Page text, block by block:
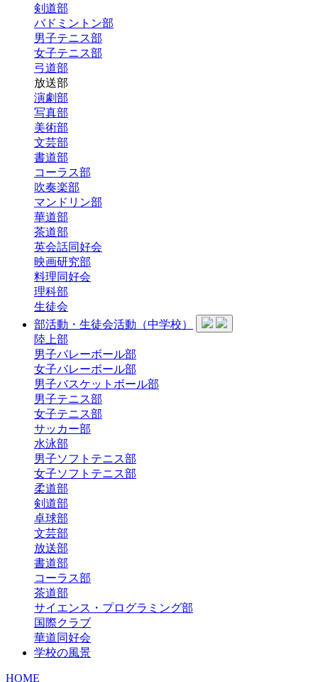
剣道部
バドミントン部
男子テニス部
女子テニス部
弓道部
放送部
演劇部
写真部
美術部
文芸部
書道部
コーラス部
吹奏楽部
マンドリン部
華道部
茶道部
英会話同好会
映画研究部
料理同好会
理科部
生徒会
部活動・生徒会活動（中学校）
陸上部
男子バレーボール部
女子バレーボール部
男子バスケットボール部
男子テニス部
女子テニス部
サッカー部
水泳部
男子ソフトテニス部
女子ソフトテニス部
柔道部
剣道部
卓球部
文芸部
放送部
書道部
コーラス部
茶道部
サイエンス・プログラミング部
国際クラブ
華道同好会
学校の風景
HOME